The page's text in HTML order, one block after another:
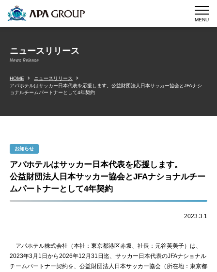
MENU
ニュースリリース
News Release
HOME
ニュースリリース
アパホテルはサッカー日本代表を応援します。公益財団法人日本サッカー協会とJFAナシ
ョナルチームパートナーとして4年契約
お知らせ
アパホテルはサッカー日本代表を応援します。
公益財団法人日本サッカー協会とJFAナショナルチー
ムパートナーとして4年契約
2023.3.1
アパホテル株式会社（本社：東京都港区赤坂、社長：元谷芙美子）は、
2023年3月1日から2026年12月31日迄、サッカー日本代表のJFAナショナル
チームパートナー契約を、公益財団法人日本サッカー協会（所在地：東京都